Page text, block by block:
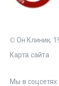
© Он Клиник,
Карта сайта
Мы в соцсетях